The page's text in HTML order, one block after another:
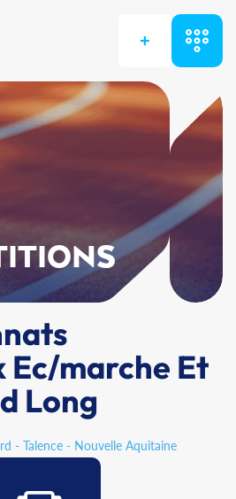
+
Ec/marche Et
Long
- Talence - Nouvelle Aquitaine